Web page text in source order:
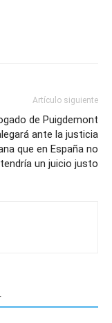
Artículo siguiente
de Puigdemont
ante la justicia
que en España no
tendría un juicio justo